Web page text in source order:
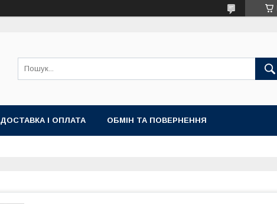
ДОСТАВКА І ОПЛАТА ОБМІН ТА ПОВЕРНЕННЯ